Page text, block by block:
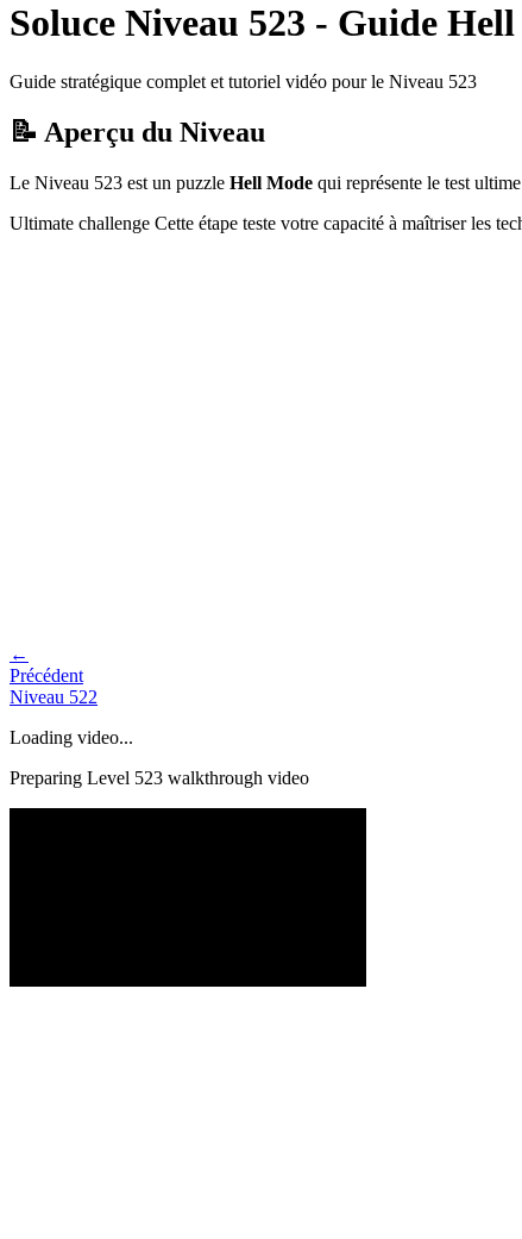
Soluce Niveau 523 - Guide Hell
Guide stratégique complet et tutoriel vidéo pour le Niveau 523
📝 Aperçu du Niveau
Le Niveau 523 est un puzzle Hell Mode qui représente le test
Ultimate challenge Cette étape teste votre capacité à maîtriser les
←
Précédent
Niveau 522
Loading video...
Preparing Level 523 walkthrough video